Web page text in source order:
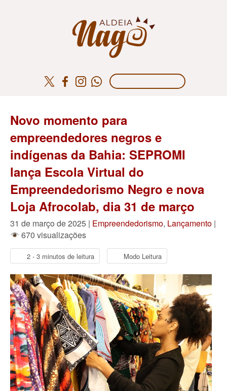
Novo momento para
empreendedores negros e
indígenas da Bahia: SEPROMI
lança Escola Virtual do
Empreendedorismo Negro e nova
Loja Afrocolab, dia 31 de março
31 de março de 2025 | Empreendedorismo, Lançamento |
670 visualizações
2 - 3 minutos de leitura Modo Leitura